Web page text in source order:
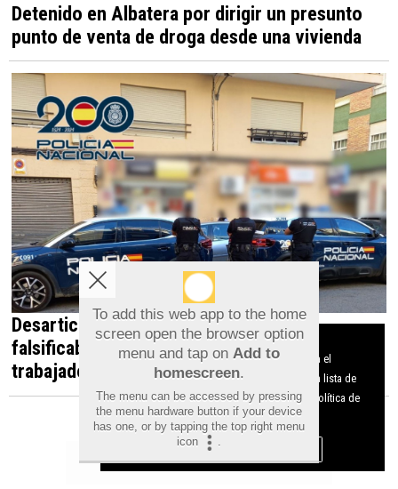
Detenido en Albatera por dirigir un presunto
punto de venta de droga desde una vivienda
Desarticulada en Orihuela una red que
falsificaba documentos para contratar
trabajadores irregulares
To add this web app to the home
screen open the browser option
menu and tap on Add to
homescreen.
The menu can be accessed by pressing
the menu hardware button if your device
has one, or by tapping the top right menu
icon
.
Aviso sobre el Uso de cookies:
Utilizamos cookies nuestras y de terceros para el
funcionamiento del digital. Puedes consultar la lista de
cookies y como desconectarlas. Ver nuestra Política de
Privacidad y Cookies
Aceptar Cookies